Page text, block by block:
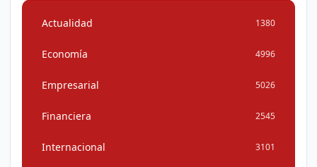
Actualidad 1380
Economía 4996
Empresarial 5026
Financiera 2545
Internacional 3101